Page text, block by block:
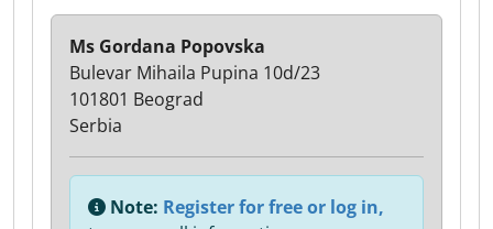
Ms Gordana Popovska
Bulevar Mihaila Pupina 10d/23
101801 Beograd
Serbia
Note: Register for free or log in,